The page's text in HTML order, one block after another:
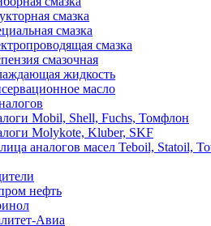
смазка
смазка
смазка
смазочная
жидкость
масло
Mobil, Shell, Fuchs, Томфлон
Molykote, Kluber, SKF
аналогов масел Teboil, Statoil,
нефть
Авиа